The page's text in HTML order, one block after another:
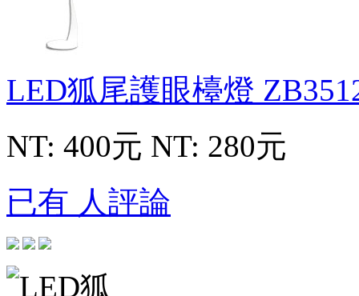
LED狐尾護眼檯燈
NT: 400元 NT: 280元
已有 人評論